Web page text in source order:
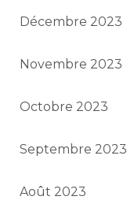
Décembre 2023
Novembre 2023
Octobre 2023
Septembre 2023
Août 2023